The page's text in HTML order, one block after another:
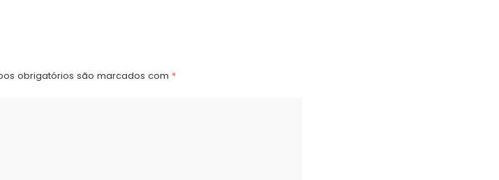
obrigatórios são marcados com *